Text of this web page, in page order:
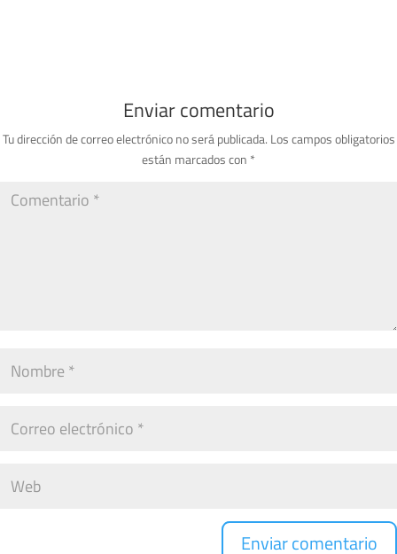
Enviar comentario
Tu dirección de correo electrónico no será publicada. Los campos obligatorios
están marcados con *